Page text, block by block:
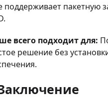
поддерживает пакетную
всего подходит для:
решение без